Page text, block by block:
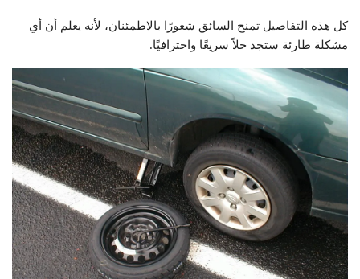
كل هذه التفاصيل تمنح السائق شعورًا بالاطمئنان، لأنه يعلم أن أي
مشكلة طارئة ستجد حلاً سريعًا واحترافيًا.